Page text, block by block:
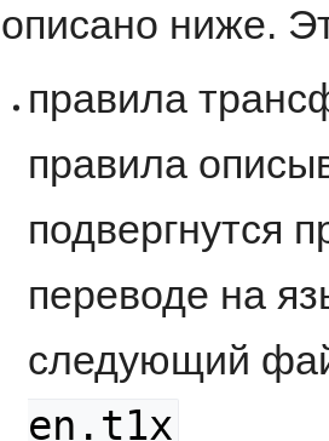
описано ниже.
правила
правила
подвергнутся
переводе на
следующий
en.t1x